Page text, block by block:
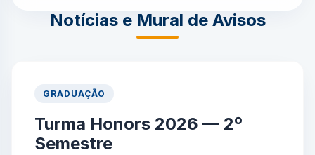
Notícias e Mural de Avisos
GRADUAÇÃO
Turma Honors 2026 — 2º
Semestre